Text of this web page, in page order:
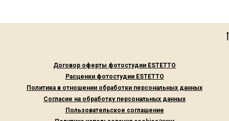
Договор оферты фотостудии ESTETTO
Расценки фотостудии ESTETTO
Политика в отношении обработки персональных данных
Согласие на обработку персональных данных
Пользовательское соглашение